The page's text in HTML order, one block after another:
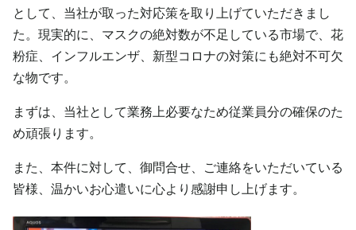
として、当社が取った対応策を取り上げていただきまし
た。現実的に、マスクの絶対数が不足している市場で、花
粉症、インフルエンザ、新型コロナの対策にも絶対不可欠
な物です。
まずは、当社として業務上必要なため従業員分の確保のた
め頑張ります。
また、本件に対して、御問合せ、ご連絡をいただいている
皆様、温かいお心遣いに心より感謝申し上げます。